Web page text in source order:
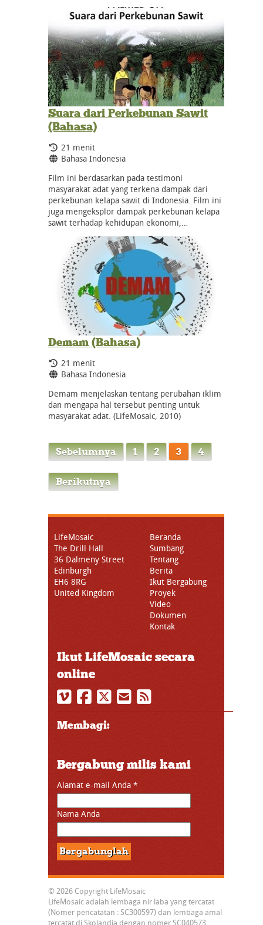
Suara dari Perkebunan Sawit
(Bahasa)
Durasi:
21 menit
Bahasa:
Bahasa Indonesia
Film ini berdasarkan pada testimoni
masyarakat adat yang terkena dampak dari
perkebunan kelapa sawit di Indonesia. Film ini
juga mengeksplor dampak perkebunan kelapa
sawit terhadap kehidupan ekonomi,…
Demam (Bahasa)
Durasi:
21 menit
Bahasa:
Bahasa Indonesia
Demam menjelaskan tentang perubahan iklim
dan mengapa hal tersebut penting untuk
masyarakat adat. (LifeMosaic, 2010)
Sebelumnya 1 2 3 4
Berikutnya
LifeMosaic
The Drill Hall
36 Dalmeny Street
Edinburgh
EH6 8RG
United Kingdom
Beranda
Sumbang
Tentang
Berita
Ikut Bergabung
Proyek
Video
Dokumen
Kontak
Ikut LifeMosaic secara
online
Membagi:
Bergabung milis kami
Alamat e-mail Anda *
Nama Anda
© 2026 Copyright LifeMosaic
LifeMosaic adalah lembaga nir laba yang tercatat
(Nomer pencatatan : SC300597) dan lembaga amal
tercatat di Skolandia dengan nomer SC040573